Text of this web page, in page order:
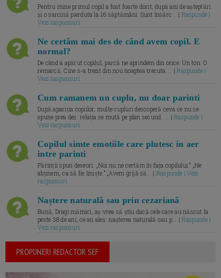
Pentru mine primul copil a fost foarte dorit, după ani de așteptări
și o sarcină pierduta la 16 săptămâni. Sunt însărc... | Raspunde |
Vezi raspunsuri
Ne certăm mai des de când avem copil. E
normal?
De când a apărut copilul, parcă ne aprindem din orice. Un ton. O
remarcă. Cine s-a trezit din nou noaptea trecuta.... |Raspunde |
Vezi raspunsuri
Cum ramanem un cuplu, nu doar parinti
După apariția copiilor, multe cupluri descoperă ceva ce nu se
spune prea des: relația se mută pe plan secund. ... |Raspunde |
Vezi raspunsuri
Copilul simte emotiile care plutesc in aer
intre parinti
Părinții spun deseori: „Noi nu ne certăm în fața copilului.” „Ne
abținem, ca să fie liniște.” „Avem grijă să... | Raspunde | Vezi
raspunsuri
Naștere naturală sau prin cezariană
Bună, Dragi mămici, aș vrea să știu dacă cele care au născut la
peste 38 de ani, ce ați ales: nașterea naturală sau p... |Raspunde |
Vezi raspunsuri
PROPUNERI REDACTOR SEF